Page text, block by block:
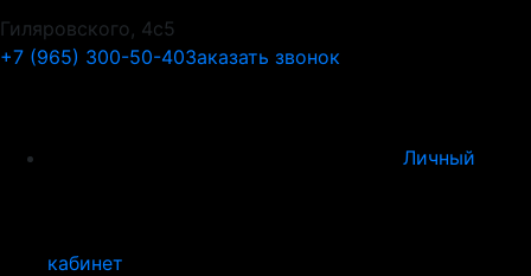
Гиляровского, 4с5
+7 (965) 300-50-40Заказать звонок
Личный
кабинет